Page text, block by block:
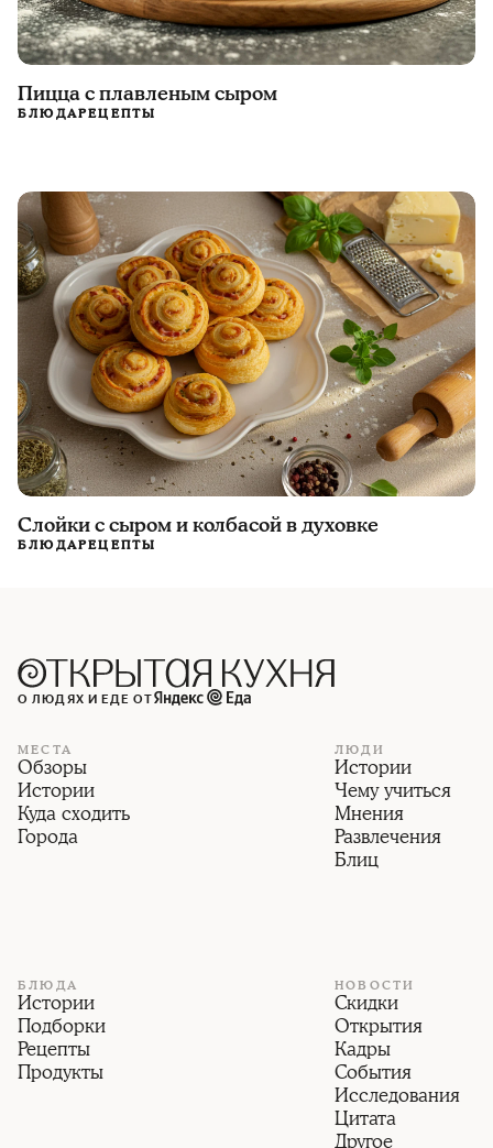
Пицца с плавленым сыром
БЛЮДАРЕЦЕПТЫ
Слойки с сыром и колбасой в духовке
БЛЮДАРЕЦЕПТЫ
О ЛЮДЯХ И ЕДЕ ОТ
МЕСТА
Обзоры
Истории
Куда сходить
Города
ЛЮДИ
Истории
Чему учиться
Мнения
Развлечения
Блиц
БЛЮДА
Истории
Подборки
Рецепты
Продукты
НОВОСТИ
Скидки
Открытия
Кадры
События
Исследования
Цитата